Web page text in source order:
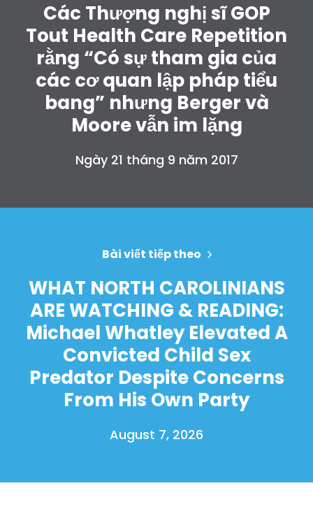
Các Thượng nghị sĩ GOP
Tout Health Care Repetition
rằng “Có sự tham gia của
các cơ quan lập pháp tiểu
bang” nhưng Berger và
Moore vẫn im lặng
Ngày 21 tháng 9 năm 2017
Bài viết tiếp theo
WHAT NORTH CAROLINIANS
ARE WATCHING & READING:
Michael Whatley Elevated A
Convicted Child Sex
Predator Despite Concerns
From His Own Party
August 7, 2026